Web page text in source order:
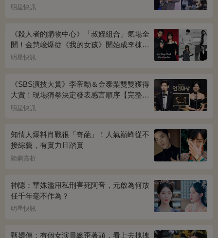
披外套超甜~
明星快訊
《殺人者的購物中心》「叔姪組合」氣場全
開！金慧峻爆從《我的女孩》開始成李棟旭
迷妹~
明星快訊
《SBS演技大賞》李帝勳＆金泰梨雙雙獲得
大賞！現場猜拳決定發表感言順序【完整得
獎名單】
明星快訊
知情人爆料肖戰很「奇葩」！人氣巔峰從不
接綜藝，有實力且踏實
陸劇賞析
神隱：華姝濫用私刑害死阿音，元啟為何放
任千年毫不作為？
明星快訊
甄嬛傳：有個女演員總歪著頭，看上去拽拽